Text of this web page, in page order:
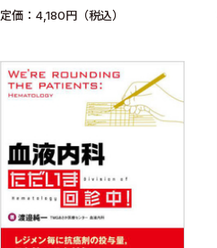
定価：4,180円（税込）